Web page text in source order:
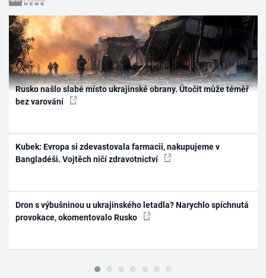
Rusko našlo slabé místo ukrajinské obrany. Útočit může téměř
bez varování
Kubek: Evropa si zdevastovala farmacii, nakupujeme v
Bangladéši. Vojtěch ničí zdravotnictví
Dron s výbušninou u ukrajinského letadla? Narychlo spíchnutá
provokace, okomentovalo Rusko